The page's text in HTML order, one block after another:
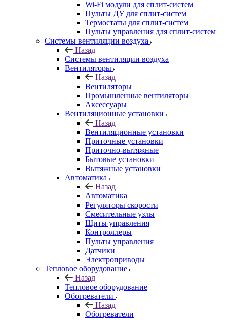
Wi-Fi модули для сплит-систем
Пульты ДУ для сплит-систем
Термостаты для сплит-систем
Пульты управления для сплит-систем
Системы вентиляции воздуха
Назад
Системы вентиляции воздуха
Вентиляторы
Назад
Вентиляторы
Промышленные вентиляторы
Аксессуары
Вентиляционные установки
Назад
Вентиляционные установки
Приточные установки
Приточно-вытяжные
Бытовые установки
Вытяжные установки
Автоматика
Назад
Автоматика
Регуляторы скорости
Смесительные узлы
Щиты управления
Контроллеры
Пульты управления
Датчики
Электроприводы
Тепловое оборудование
Назад
Тепловое оборудование
Обогреватели
Назад
Обогреватели